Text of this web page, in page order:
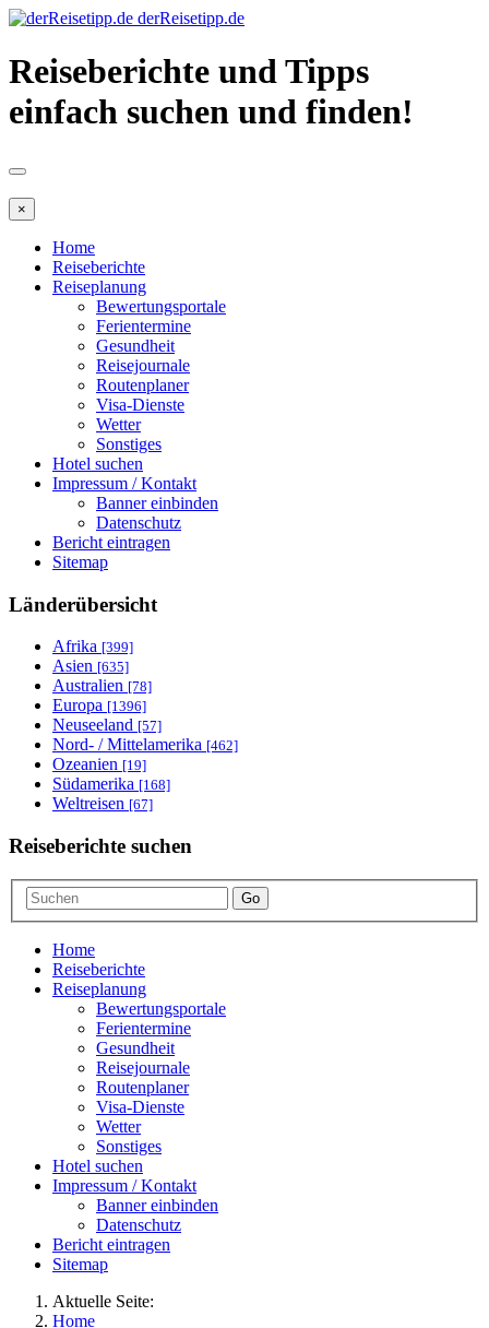
derReisetipp.de
Reiseberichte und Tipps
einfach suchen und finden!
×
Home
Reiseberichte
Reiseplanung
Bewertungsportale
Ferientermine
Gesundheit
Reisejournale
Routenplaner
Visa-Dienste
Wetter
Sonstiges
Hotel suchen
Impressum / Kontakt
Banner einbinden
Datenschutz
Bericht eintragen
Sitemap
Länderübersicht
Afrika [399]
Asien [635]
Australien [78]
Europa [1396]
Neuseeland [57]
Nord- / Mittelamerika [462]
Ozeanien [19]
Südamerika [168]
Weltreisen [67]
Reiseberichte suchen
Go
Home
Reiseberichte
Reiseplanung
Bewertungsportale
Ferientermine
Gesundheit
Reisejournale
Routenplaner
Visa-Dienste
Wetter
Sonstiges
Hotel suchen
Impressum / Kontakt
Banner einbinden
Datenschutz
Bericht eintragen
Sitemap
Aktuelle Seite:
Home